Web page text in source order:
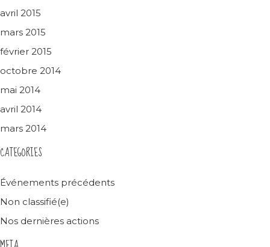
avril 2015
mars 2015
février 2015
octobre 2014
mai 2014
avril 2014
mars 2014
CATEGORIES
Événements précédents
Non classifié(e)
Nos dernières actions